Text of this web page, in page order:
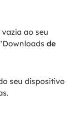
ao seu
de
seu dispositivo